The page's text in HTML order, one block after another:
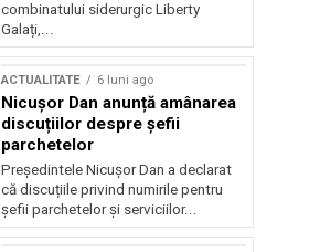
combinatului siderurgic Liberty
Galați,...
ACTUALITATE 6 luni ago
Nicușor Dan anunță amânarea
discuțiilor despre șefii
parchetelor
Președintele Nicușor Dan a declarat
că discuțiile privind numirile pentru
șefii parchetelor și serviciilor...